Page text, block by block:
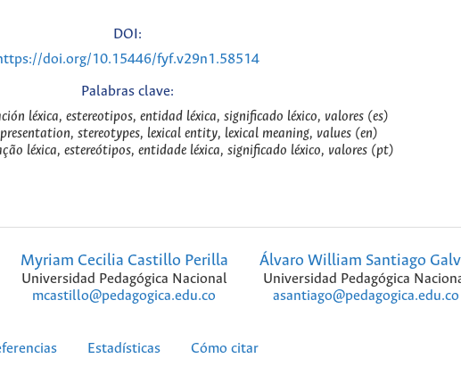
DOI:
doi.org/10.15446/fyf.v29n1.58514
Palabras clave:
léxica, estereotipos, entidad léxica, significado léxico, valores (es)
stereotypes, lexical entity, lexical meaning, values (en)
léxica, estereótipos, entidade léxica, significado léxico, valores (pt)
Myriam Cecilia Castillo Perilla
Universidad Pedagógica Nacional
mcastillo@pedagogica.edu.co
Álvaro William Santiago
Universidad Pedagógica
asantiago@pedagogica.edu.co
Estadísticas Cómo citar